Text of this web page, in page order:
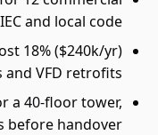
and local code.
18% ($240k/yr)
VFD retrofits.
a 40-floor tower,
before handover.